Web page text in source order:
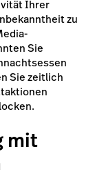
Ihrer
zu
Sie
Sie zeitlich
mit